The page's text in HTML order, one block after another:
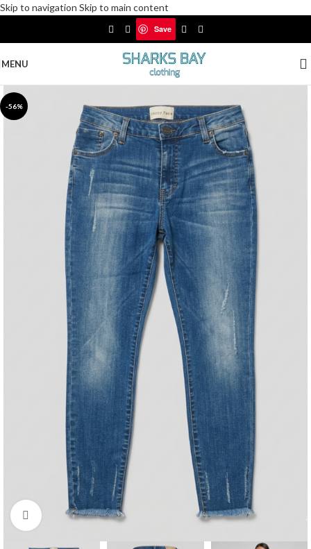
Skip to navigation Skip to main content
Δωρεάν αποστολές για αγορές άνω των 30€
Save
MENU
-56%
Click to enlarge